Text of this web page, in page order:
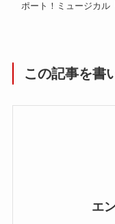
ポート！ミュージカル
この記事を書
エ